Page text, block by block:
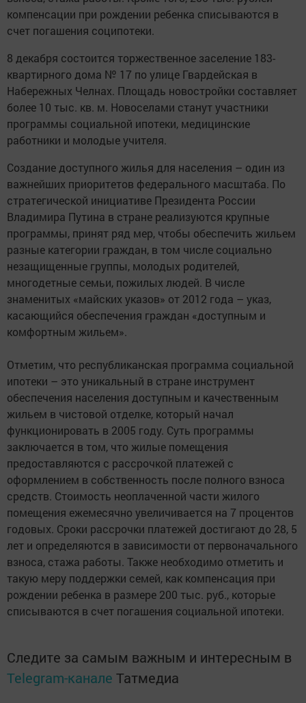
компенсации при рождении ребенка списываются в
счет погашения соципотеки.
8 декабря состоится торжественное заселение 183-
квартирного дома № 17 по улице Гвардейская в
Набережных Челнах. Площадь новостройки составляет
более 10 тыс. кв. м. Новоселами станут участники
программы социальной ипотеки, медицинские
работники и молодые учителя.
Создание доступного жилья для населения – один из
важнейших приоритетов федерального масштаба. По
стратегической инициативе Президента России
Владимира Путина в стране реализуются крупные
программы, принят ряд мер, чтобы обеспечить жильем
разные категории граждан, в том числе социально
незащищенные группы, молодых родителей,
многодетные семьи, пожилых людей. В числе
знаменитых «майских указов» от 2012 года – указ,
касающийся обеспечения граждан «доступным и
комфортным жильем».
Отметим, что республиканская программа социальной
ипотеки – это уникальный в стране инструмент
обеспечения населения доступным и качественным
жильем в чистовой отделке, который начал
функционировать в 2005 году. Суть программы
заключается в том, что жилые помещения
предоставляются с рассрочкой платежей с
оформлением в собственность после полного взноса
средств. Стоимость неоплаченной части жилого
помещения ежемесячно увеличивается на 7 процентов
годовых. Сроки рассрочки платежей достигают до 28, 5
лет и определяются в зависимости от первоначального
взноса, стажа работы. Также необходимо отметить и
такую меру поддержки семей, как компенсация при
рождении ребенка в размере 200 тыс. руб., которые
списываются в счет погашения социальной ипотеки.
Следите за самым важным и интересным в
Telegram-канале Татмедиа